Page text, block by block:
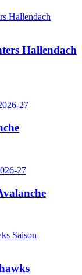
Hallendach